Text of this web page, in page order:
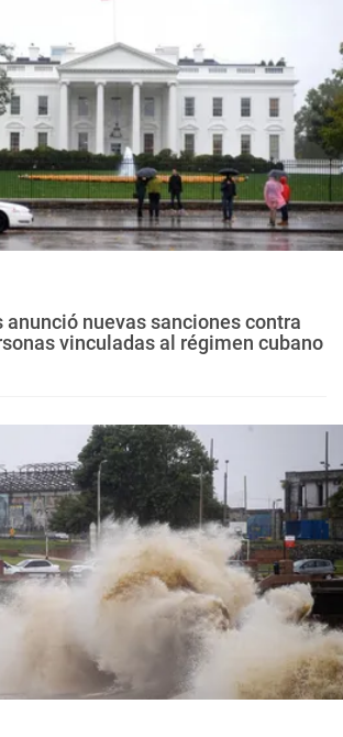
anunció nuevas sanciones contra
vinculadas al régimen cubano